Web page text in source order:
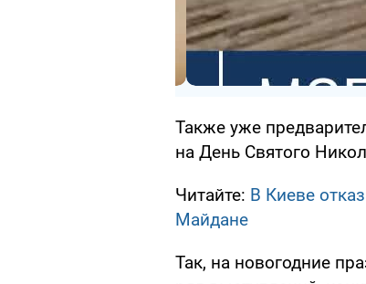
Также уже
на День Святого
Читайте: В Киеве
Майдане
Так, на новогодние